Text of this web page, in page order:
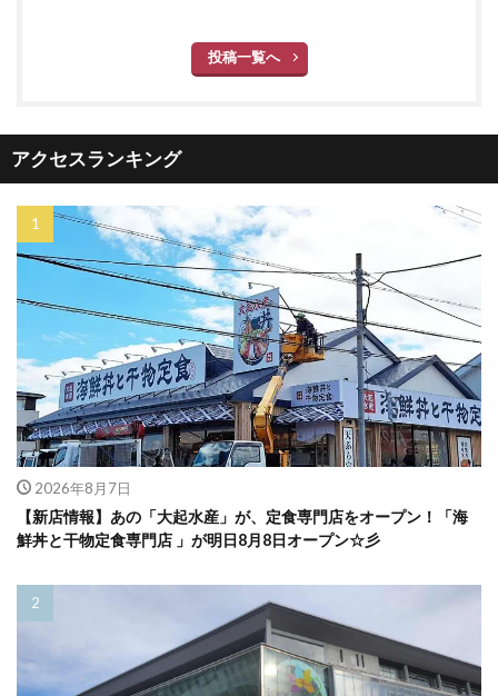
投稿一覧へ
アクセスランキング
2026年8月7日
【新店情報】あの「大起水産」が、定食専門店をオープン！「海
鮮丼と干物定食専門店 」が明日8月8日オープン☆彡